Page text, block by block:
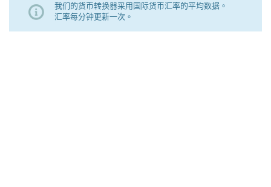
我们的货币转换器采用国际货币汇率的平均数据。
汇率每分钟更新一次。